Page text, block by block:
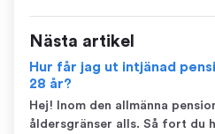
Nästa artikel
Hur får jag ut intjänad
28 år?
Hej! Inom den allmänna
åldersgränser alls. Så fort du